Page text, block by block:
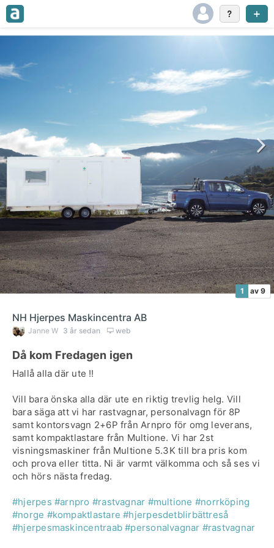
1 av 9
NH Hjerpes Maskincentra AB
Janne W 3 år sedan web
Då kom Fredagen igen
Hallå alla där ute !!
Vill bara önska alla där ute en riktig trevlig helg. Vill
bara säga att vi har rastvagnar, personalvagn för 8P
samt kontorsvagn 2+6P från Arnpro för omg leverans,
samt kompaktlastare från Multione. Vi har 2st
visningsmaskiner från Multione 5.3K till bra pris kom
och prova eller titta. Ni är varmt välkomma och så ses vi
och hörs nästa fredag.
#hjerpes #arnpro #rastvagnar #multione #norrköping
#norge #kompaktlastare #hjerpesdetblirbättreså
#hjerpesmaskincentraab #personalvagnar #rastvagnar